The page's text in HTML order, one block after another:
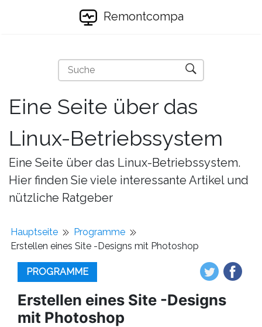
Remontcompa
Eine Seite über das
Linux-Betriebssystem
Eine Seite über das Linux-Betriebssystem.
Hier finden Sie viele interessante Artikel und
nützliche Ratgeber
Hauptseite
Programme
Erstellen eines Site -Designs mit Photoshop
PROGRAMME
Erstellen eines Site -Designs
mit Photoshop